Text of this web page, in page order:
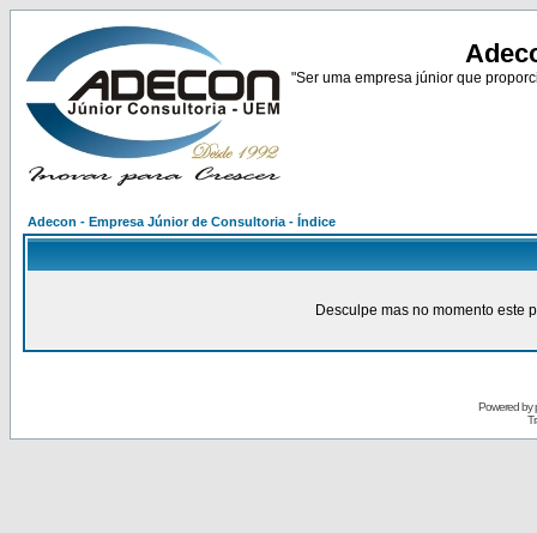
"Ser uma empresa júnior que
Adecon - Empresa Júnior de Consultoria - Índice
Desculpe mas no momento este
Powered by